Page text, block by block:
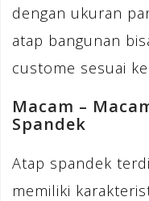
dengan ukuran
atap bangunan
custome sesuai
Macam –
Spandek
Atap spandek
memiliki